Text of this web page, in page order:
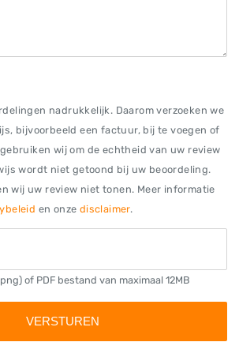
nadrukkelijk. Daarom verzoeken we
bijvoorbeeld een factuur, bij te voegen of
wij om de echtheid van uw review
wordt niet getoond bij uw beoordeling.
wij uw review niet tonen. Meer informatie
en onze disclaimer.
of PDF bestand van maximaal 12MB